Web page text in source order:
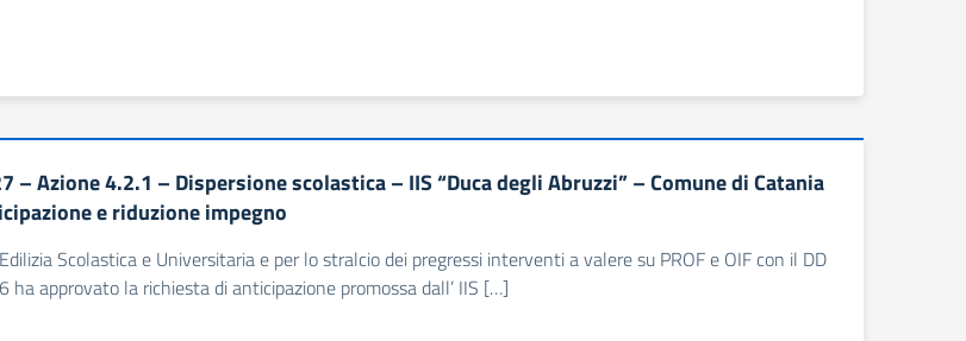
– Azione 4.2.1 – Dispersione scolastica – IIS “Duca degli Abruzzi” – Comune di Catania
e riduzione impegno
Scolastica e Universitaria e per lo stralcio dei pregressi interventi a valere su PROF e OIF con il DD
approvato la richiesta di anticipazione promossa dall’ IIS […]